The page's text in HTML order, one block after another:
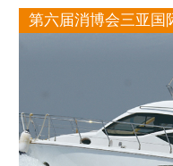
第六届消博会三亚国